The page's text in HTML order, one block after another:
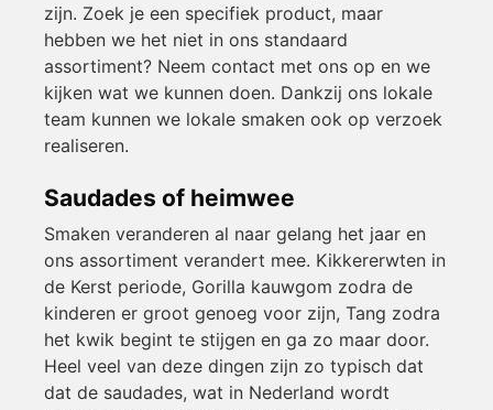
zijn. Zoek je een specifiek product, maar
hebben we het niet in ons standaard
assortiment? Neem contact met ons op en we
kijken wat we kunnen doen. Dankzij ons lokale
team kunnen we lokale smaken ook op verzoek
realiseren.
Saudades of heimwee
Smaken veranderen al naar gelang het jaar en
ons assortiment verandert mee. Kikkererwten in
de Kerst periode, Gorilla kauwgom zodra de
kinderen er groot genoeg voor zijn, Tang zodra
het kwik begint te stijgen en ga zo maar door.
Heel veel van deze dingen zijn zo typisch dat
dat de saudades, wat in Nederland wordt